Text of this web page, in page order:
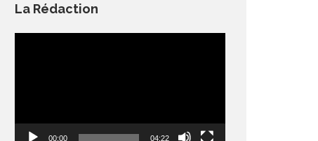
La Rédaction
00:00 04:22